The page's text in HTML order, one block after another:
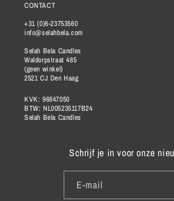
CONTACT
+31 (0)6-23753560
info@selahbela.com
Selah Bela Candles
Waldorpstraat 485
(geen winkel)
2521 CJ Den Haag
KVK: 96847050
BTW: NL005235117B24
Selah Bela Candles
Schrijf je in voor onze
E‑mail